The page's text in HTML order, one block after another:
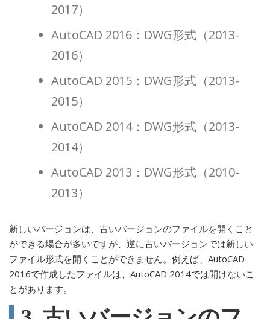
2017）
AutoCAD 2016：DWG形式（2013-
2016）
AutoCAD 2015：DWG形式（2013-
2015）
AutoCAD 2014：DWG形式（2013-
2014）
AutoCAD 2013：DWG形式（2010-
2013）
新しいバージョンは、古いバージョンのファイルを開くこと
ができる場合が多いですが、逆に古いバージョンでは新しい
ファイル形式を開くことができません。例えば、AutoCAD
2016で作成したファイルは、AutoCAD 2014では開けないこ
とがあります。